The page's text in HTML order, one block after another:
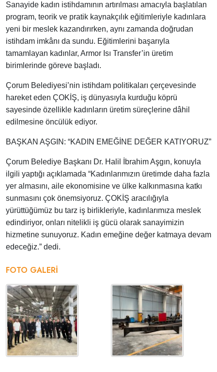
Sanayide kadın istihdamının artırılması amacıyla başlatılan
program, teorik ve pratik kaynakçılık eğitimleriyle kadınlara
yeni bir meslek kazandırırken, aynı zamanda doğrudan
istihdam imkânı da sundu. Eğitimlerini başarıyla
tamamlayan kadınlar, Armor Isı Transfer’in üretim
birimlerinde göreve başladı.
Çorum Belediyesi’nin istihdam politikaları çerçevesinde
hareket eden ÇOKİŞ, iş dünyasıyla kurduğu köprü
sayesinde özellikle kadınların üretim süreçlerine dâhil
edilmesine öncülük ediyor.
BAŞKAN AŞGIN: “KADIN EMEĞİNE DEĞER KATIYORUZ”
Çorum Belediye Başkanı Dr. Halil İbrahim Aşgın, konuyla
ilgili yaptığı açıklamada “Kadınlarımızın üretimde daha fazla
yer almasını, aile ekonomisine ve ülke kalkınmasına katkı
sunmasını çok önemsiyoruz. ÇOKİŞ aracılığıyla
yürüttüğümüz bu tarz iş birlikleriyle, kadınlarımıza meslek
edindiriyor, onları nitelikli iş gücü olarak sanayimizin
hizmetine sunuyoruz. Kadın emeğine değer katmaya devam
edeceğiz.” dedi.
FOTO GALERI